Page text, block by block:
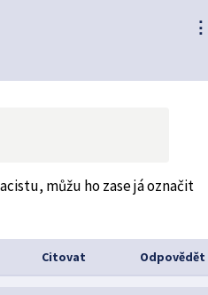
⋮
můžu ho zase já označit
Citovat Odpovědět